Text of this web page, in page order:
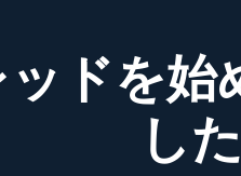
ドを始
し